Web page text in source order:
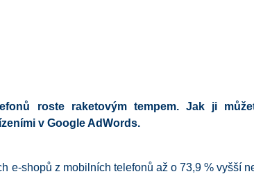
roste raketovým tempem. Jak ji
v Google AdWords.
e-shopů z mobilních telefonů až o 73,9 % vyšší